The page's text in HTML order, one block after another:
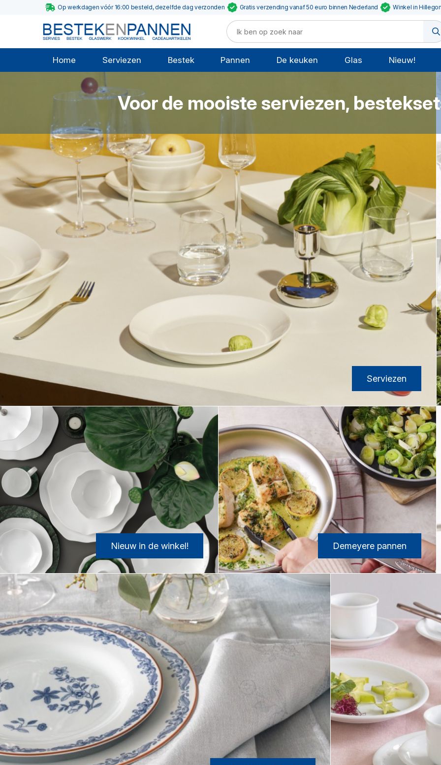
Op werkdagen vóór 16:00 besteld, dezelfde dag verzonden Gratis verzending vanaf 50 euro binnen Nederland Winkel in
Home Serviezen Bestek Pannen De keuken Glas Nieuw!
Voor de mooiste serviezen,
Serviezen
Nieuw in de winkel! Demeyere pannen